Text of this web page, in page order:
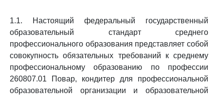
1.1. Настоящий федеральный государственный
образовательный стандарт среднего
профессионального образования представляет собой
совокупность обязательных требований к среднему
профессиональному образованию по профессии
260807.01 Повар, кондитер для профессиональной
образовательной организации и образовательной